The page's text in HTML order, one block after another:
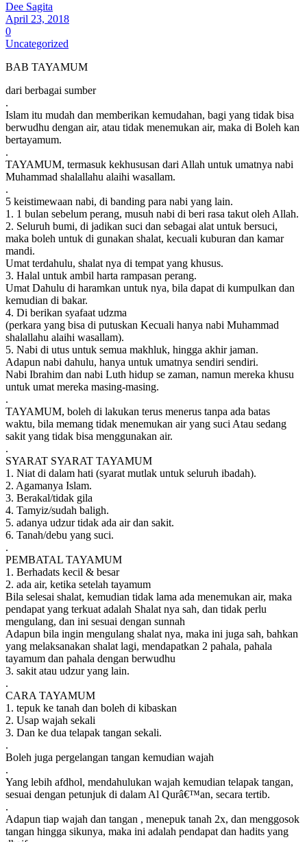
Dee Sagita
April 23, 2018
0
Uncategorized
BAB TAYAMUM
dari berbagai sumber
.
Islam itu mudah dan memberikan kemudahan, bagi yang tidak bisa
berwudhu dengan air, atau tidak menemukan air, maka di Boleh kan
bertayamum.
.
TAYAMUM, termasuk kekhususan dari Allah untuk umatnya nabi
Muhammad shalallahu alaihi wasallam.
.
5 keistimewaan nabi, di banding para nabi yang lain.
1. 1 bulan sebelum perang, musuh nabi di beri rasa takut oleh Allah.
2. Seluruh bumi, di jadikan suci dan sebagai alat untuk bersuci,
maka boleh untuk di gunakan shalat, kecuali kuburan dan kamar
mandi.
Umat terdahulu, shalat nya di tempat yang khusus.
3. Halal untuk ambil harta rampasan perang.
Umat Dahulu di haramkan untuk nya, bila dapat di kumpulkan dan
kemudian di bakar.
4. Di berikan syafaat udzma
(perkara yang bisa di putuskan Kecuali hanya nabi Muhammad
shalallahu alaihi wasallam).
5. Nabi di utus untuk semua makhluk, hingga akhir jaman.
Adapun nabi dahulu, hanya untuk umatnya sendiri sendiri.
Nabi Ibrahim dan nabi Luth hidup se zaman, namun mereka khusu
untuk umat mereka masing-masing.
.
TAYAMUM, boleh di lakukan terus menerus tanpa ada batas
waktu, bila memang tidak menemukan air yang suci Atau sedang
sakit yang tidak bisa menggunakan air.
.
SYARAT SYARAT TAYAMUM
1. Niat di dalam hati (syarat mutlak untuk seluruh ibadah).
2. Agamanya Islam.
3. Berakal/tidak gila
4. Tamyiz/sudah baligh.
5. adanya udzur tidak ada air dan sakit.
6. Tanah/debu yang suci.
.
PEMBATAL TAYAMUM
1. Berhadats kecil & besar
2. ada air, ketika setelah tayamum
Bila selesai shalat, kemudian tidak lama ada menemukan air, maka
pendapat yang terkuat adalah Shalat nya sah, dan tidak perlu
mengulang, dan ini sesuai dengan sunnah
Adapun bila ingin mengulang shalat nya, maka ini juga sah, bahkan
yang melaksanakan shalat lagi, mendapatkan 2 pahala, pahala
tayamum dan pahala dengan berwudhu
3. sakit atau udzur yang lain.
.
CARA TAYAMUM
1. tepuk ke tanah dan boleh di kibaskan
2. Usap wajah sekali
3. Dan ke dua telapak tangan sekali.
.
Boleh juga pergelangan tangan kemudian wajah
.
Yang lebih afdhol, mendahulukan wajah kemudian telapak tangan,
sesuai dengan petunjuk di dalam Al Qurâ€™an, secara tertib.
.
Adapun tiap wajah dan tangan , menepuk tanah 2x, dan menggosok
tangan hingga sikunya, maka ini adalah pendapat dan hadits yang